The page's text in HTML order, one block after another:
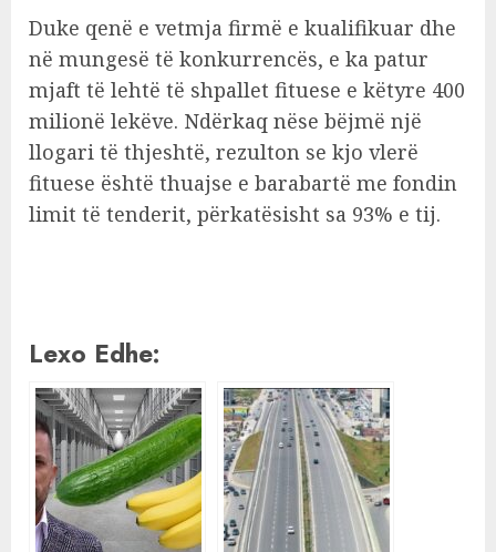
Duke qenë e vetmja firmë e kualifikuar dhe
në mungesë të konkurrencës, e ka patur
mjaft të lehtë të shpallet fituese e këtyre 400
milionë lekëve. Ndërkaq nëse bëjmë një
llogari të thjeshtë, rezulton se kjo vlerë
fituese është thuajse e barabartë me fondin
limit të tenderit, përkatësisht sa 93% e tij.
Lexo Edhe: